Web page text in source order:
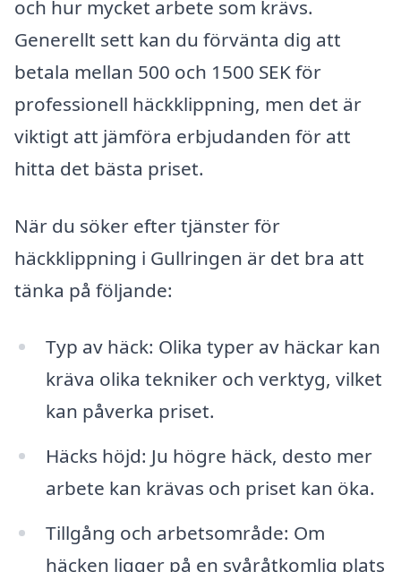
och hur mycket arbete som krävs.
Generellt sett kan du förvänta dig att
betala mellan 500 och 1500 SEK för
professionell häckklippning, men det är
viktigt att jämföra erbjudanden för att
hitta det bästa priset.
När du söker efter tjänster för
häckklippning i Gullringen är det bra att
tänka på följande:
Typ av häck: Olika typer av häckar kan
kräva olika tekniker och verktyg, vilket
kan påverka priset.
Häcks höjd: Ju högre häck, desto mer
arbete kan krävas och priset kan öka.
Tillgång och arbetsområde: Om
häcken ligger på en svåråtkomlig plats